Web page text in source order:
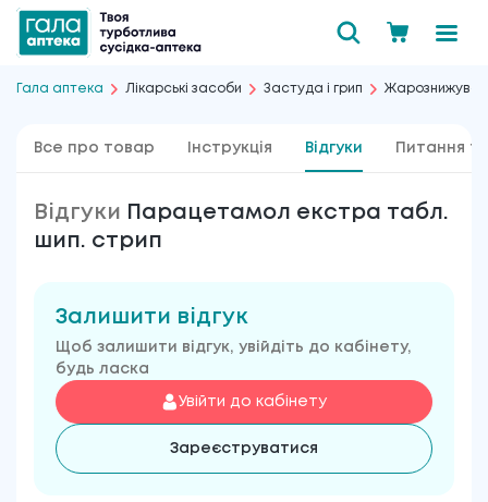
Гала аптека Лікарські засоби Застуда і грип
Все про товар Інструкція Відгуки Питання та
Відгуки Парацетамол екстра табл.
шип. стрип
Залишити відгук
Щоб залишити відгук, увійдіть до кабінету,
будь ласка
Увійти до кабінету
Зареєструватися